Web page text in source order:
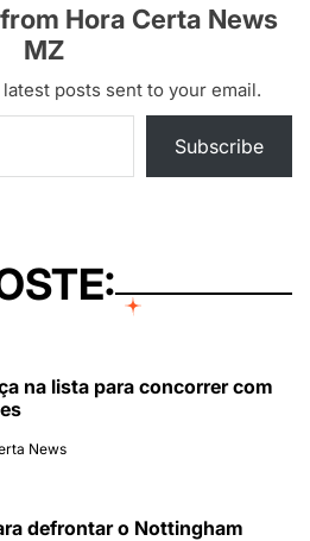
Hora Certa News
MZ
posts sent to your email.
Subscribe
na lista para concorrer com
News
defrontar o Nottingham